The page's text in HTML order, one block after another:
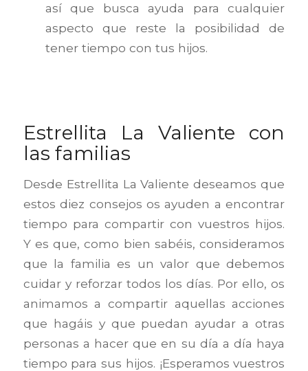
así que busca ayuda para cualquier
aspecto que reste la posibilidad de
tener tiempo con tus hijos.
Estrellita La Valiente con
las familias
Desde Estrellita La Valiente deseamos que
estos diez consejos os ayuden a encontrar
tiempo para compartir con vuestros hijos.
Y es que, como bien sabéis, consideramos
que la familia es un valor que debemos
cuidar y reforzar todos los días. Por ello, os
animamos a compartir aquellas acciones
que hagáis y que puedan ayudar a otras
personas a hacer que en su día a día haya
tiempo para sus hijos. ¡Esperamos vuestros